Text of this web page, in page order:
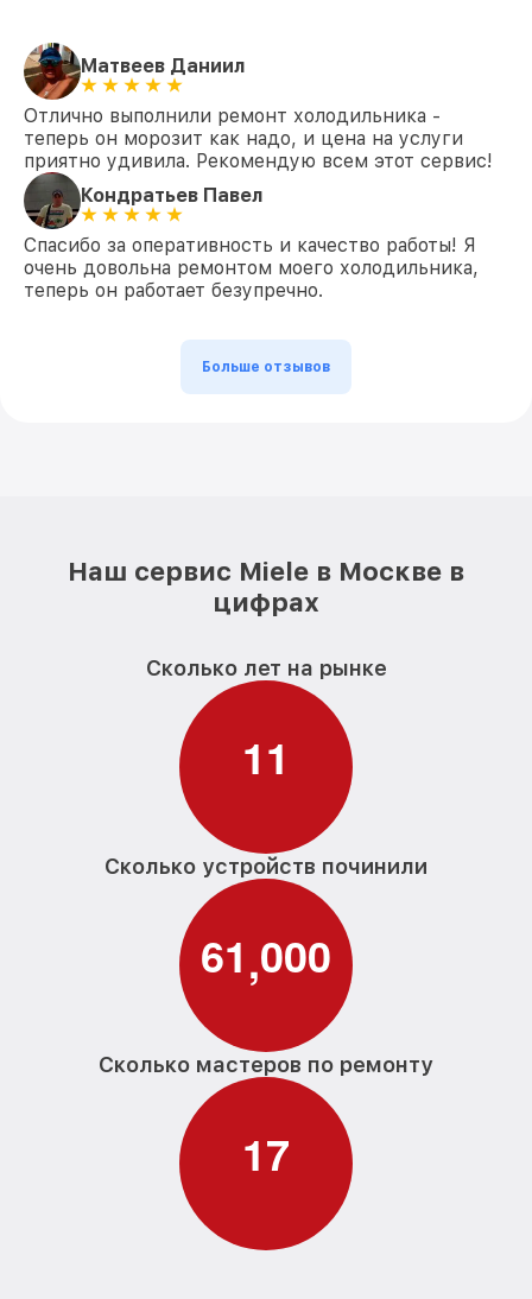
Матвеев Даниил
Отлично выполнили ремонт холодильника -
теперь он морозит как надо, и цена на услуги
приятно удивила. Рекомендую всем этот сервис!
Кондратьев Павел
Спасибо за оперативность и качество работы! Я
очень довольна ремонтом моего холодильника,
теперь он работает безупречно.
Больше отзывов
Наш сервис Miele в Москве в
цифрах
Сколько лет на рынке
11
Сколько устройств починили
61,000
Сколько мастеров по ремонту
17